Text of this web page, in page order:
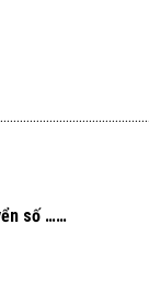
số ……